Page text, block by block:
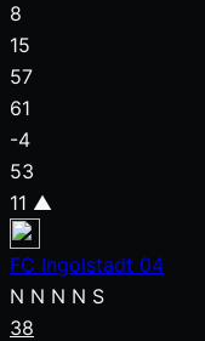
8
15
57
61
-4
53
11 ▲
FC Ingolstadt 04
N N N N S
38